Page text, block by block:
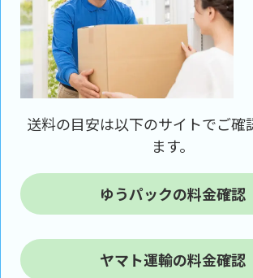
送料の目安は以下のサイトでご確
ます。
ゆうパックの料金確認
ヤマト運輸の料金確認